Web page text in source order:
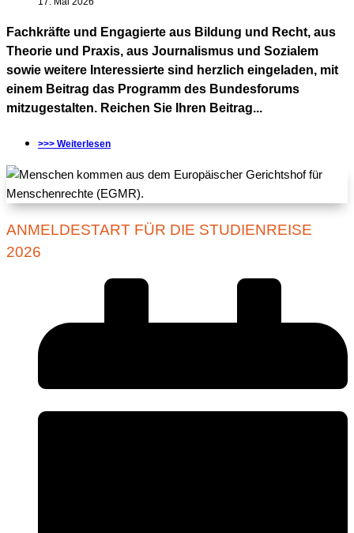
Fachkräfte und Engagierte aus Bildung und Recht, aus
Theorie und Praxis, aus Journalismus und Sozialem
sowie weitere Interessierte sind herzlich eingeladen, mit
einem Beitrag das Programm des Bundesforums
mitzugestalten. Reichen Sie Ihren Beitrag...
>>> Weiterlesen
ANMELDESTART FÜR DIE STUDIENREISE
2026